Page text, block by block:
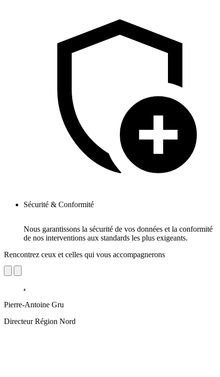
Sécurité & Conformité
Nous garantissons la sécurité de vos données et la conformité
de nos interventions aux standards les plus exigeants.
Rencontrez ceux et celles qui vous accompagnerons
Pierre-Antoine Gru
Directeur Région Nord